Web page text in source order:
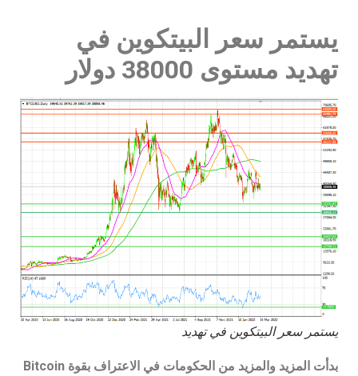
يستمر سعر البيتكوين في
تهديد مستوى 38000 دولار
يستمر سعر البيتكوين في تهديد
بدأت المزيد والمزيد من الحكومات في الاعتراف بقوة Bitcoin